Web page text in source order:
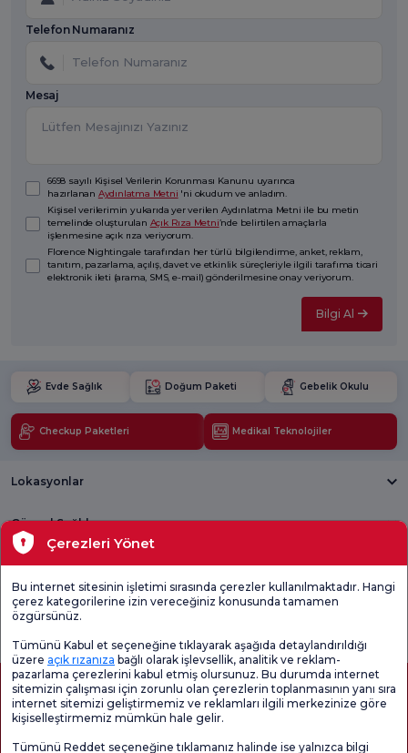
Telefon Numaranız
Mesaj
6698 sayılı Kişisel Verilerin Korunması Kanunu uyarınca
hazırlanan Aydınlatma Metni 'ni okudum ve anladım.
Kişisel verilerimin yukarıda yer verilen Aydınlatma Metni ile bu metin
temelinde oluşturulan Açık Rıza Metni’nde belirtilen amaçlarla
işlenmesine açık rıza veriyorum.
Florence Nightingale tarafından her türlü bilgilendirme, anket, reklam,
tanıtım, pazarlama, açılış, davet ve etkinlik süreçleriyle ilgili tarafıma ticari
elektronik ileti (arama, SMS, e-mail) gönderilmesine onay veriyorum.
Bilgi Al
Evde Sağlık Doğum Paketi Gebelik Okulu
Checkup Paketleri Medikal Teknolojiler
Lokasyonlar
Güncel Sağlık
Tıbbi Birimler
Genel
Memnuniyet
Çerezleri Yönet
Bu internet sitesinin işletimi sırasında çerezler kullanılmaktadır. Hangi
çerez kategorilerine izin vereceğiniz konusunda tamamen
özgürsünüz.
Tümünü Kabul et seçeneğine tıklayarak aşağıda detaylandırıldığı
üzere açık rızanıza bağlı olarak işlevsellik, analitik ve reklam-
pazarlama çerezlerini kabul etmiş olursunuz. Bu durumda internet
sitemizin çalışması için zorunlu olan çerezlerin toplanmasının yanı sıra
internet sitemizi geliştirmemiz ve reklamları ilgili merkezinize göre
kişiselleştirmemiz mümkün hale gelir.
Tümünü Reddet seçeneğine tıklamanız halinde ise yalnızca bilgi